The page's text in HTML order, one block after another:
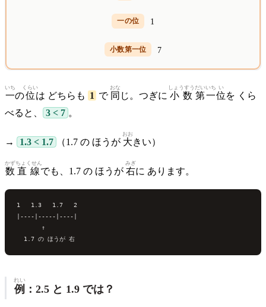
1
7
一
いち
の位
くらい
は どちらも 1 で 同
おな
じ。つぎに 小数
しょうすう
第
だい
一
いち
位
い
を くら
べると、
3 < 7 。
→ 1.3 < 1.7 （1.7 の ほうが 大
おお
きい）
数
かず
直線
ちょくせん
でも、1.7 の ほうが 右
みぎ
に あります。
1   1.3   1.7   2
|----|-----|----|
       ↑
例
れい
：2.5 と 1.9 では？